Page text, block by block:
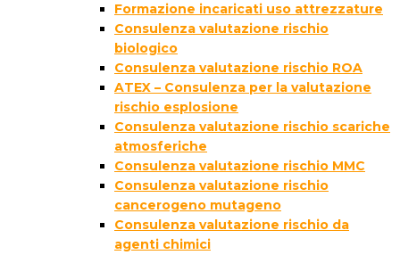
Formazione incaricati uso attrezzature
Consulenza valutazione rischio
biologico
Consulenza valutazione rischio ROA
ATEX – Consulenza per la valutazione
rischio esplosione
Consulenza valutazione rischio scariche
atmosferiche
Consulenza valutazione rischio MMC
Consulenza valutazione rischio
cancerogeno mutageno
Consulenza valutazione rischio da
agenti chimici